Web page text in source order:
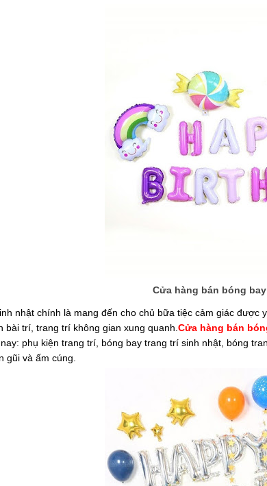
Cửa hàng bán bóng
nhật chính là mang đến cho chủ bữa tiệc cảm giác được
bài trí, trang trí không gian xung quanh. Cửa hàng bán
phụ kiện trang trí, bóng bay trang trí sinh nhật, bóng
gũi và ấm cúng.